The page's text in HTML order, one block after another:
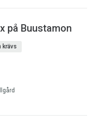
på Buustamon
krävs